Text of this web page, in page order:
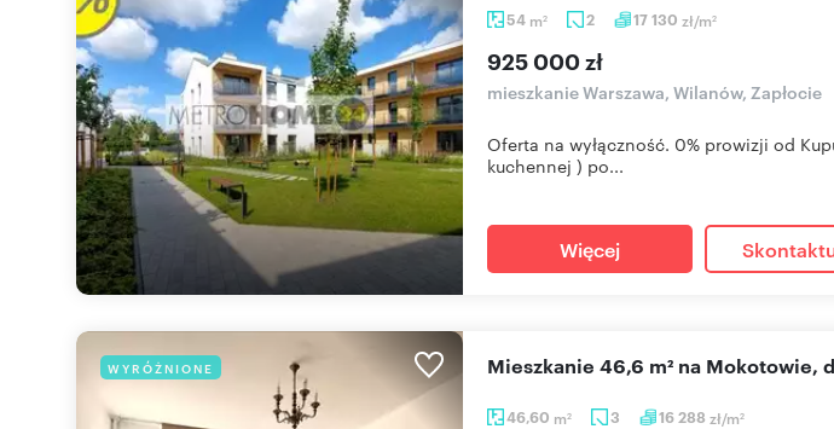
54 m2 2 17 130 zł/m2
925 000 zł
mieszkanie Warszawa, Wilanów, Zapłocie
Oferta na wyłączność. 0% prowizji od
kuchennej ) po...
Więcej
WYRÓŻNIONE
46,60 m2 3 16 288 zł/m2
Mieszkanie 46,6 m² na